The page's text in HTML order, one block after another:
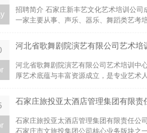
招聘简介 石家庄新丰艺文化艺术培训公
一家主要从事、声乐、器乐、舞蹈类艺考
河北省歌舞剧院演艺有限公司艺术培
河北省歌舞剧院演艺有限公司艺术培训中
厚艺术底蕴与丰富资源成立，是专业艺术
石家庄旅投亚太酒店管理集团有限责
石家庄旅投亚太酒店管理集团有限责任公
石家庄市文旅投集团公司核心业务版块之